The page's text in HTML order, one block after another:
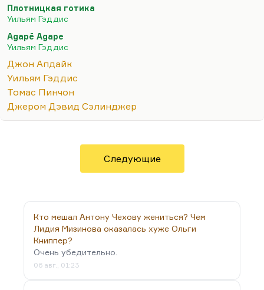
роман состоит в основном из диалогов, но там
есть ремарки, позволяющие понять, кто о чем
говорит и что происходит. А так, в принципе, И
«Плотницкая готика» и «A Frolic of His Own», и
«Agape Agape» — мне представляется, что это
вообще вполне читаемая литература. И даже
«Recognitions», притом, что это большой,
толстый, сложный роман,…
Плотницкая готика
Уильям Гэддис
Agapē Agape
Уильям Гэддис
Джон Апдайк
Уильям Гэддис
Томас Пинчон
Джером Дэвид Сэлинджер
Следующие
Кто мешал Антону Чехову жениться? Чем
Лидия Мизинова оказалась хуже Ольги
Книппер?
Очень убедительно.
06 авг., 01:23